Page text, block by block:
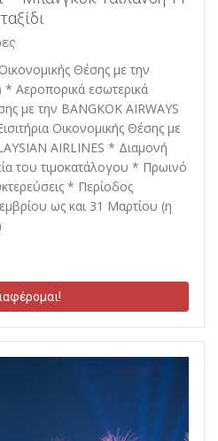
Θέσης με την
* Αεροπορικά εσωτερικά
με την BANGKOK AIRWAYS
Οικονομικής Θέσης με
AIRLINES * Διαμονή
του τιμοκατάλογου * Πρωινό
* Περίοδος
ως και 31 Μαρτίου (η